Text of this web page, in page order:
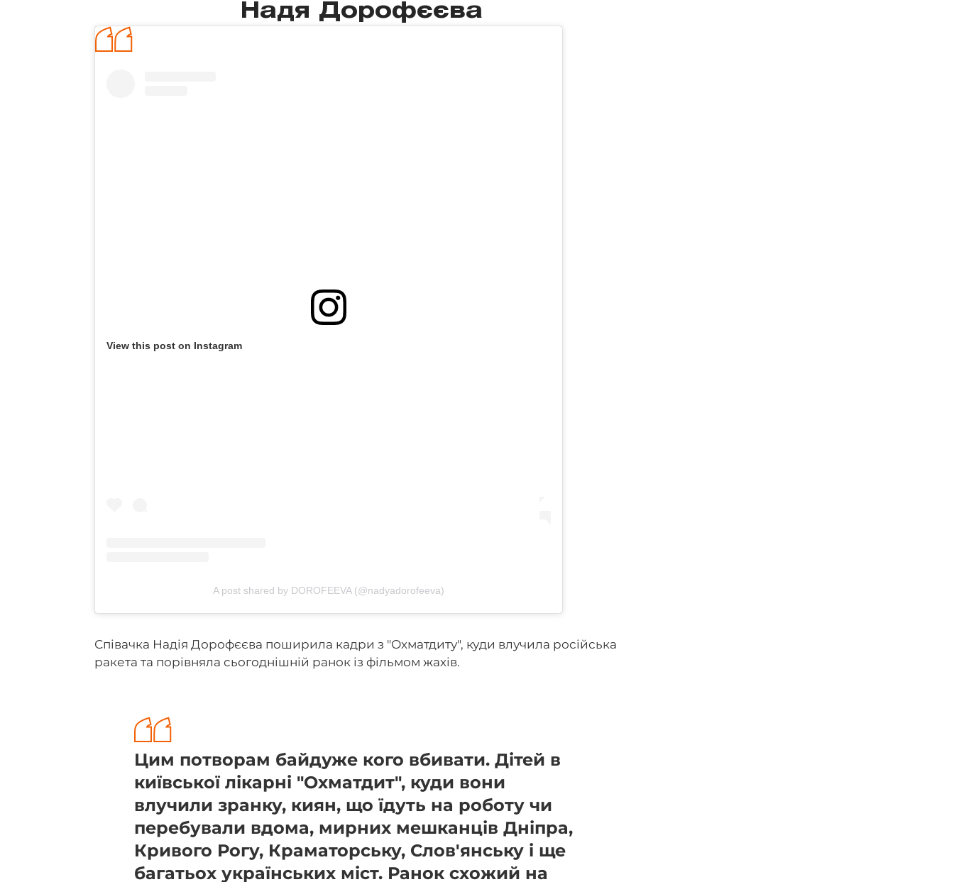
Надя Дорофєєва
View this post on Instagram
A post shared by DOROFEEVA (@nadyadorofeeva)
Співачка Надія Дорофєєва поширила кадри з "Охматдиту", куди влучила російська
ракета та порівняла сьогоднішній ранок із фільмом жахів.
Цим потворам байдуже кого вбивати. Дітей в
київської лікарні "Охматдит", куди вони
влучили зранку, киян, що їдуть на роботу чи
перебували вдома, мирних мешканців Дніпра,
Кривого Рогу, Краматорську, Слов'янську і ще
багатьох українських міст. Ранок схожий на